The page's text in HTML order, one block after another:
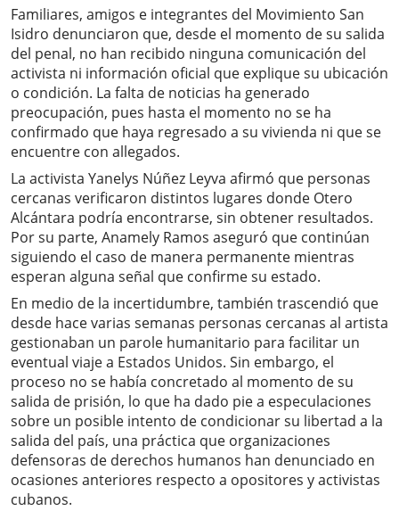
Familiares, amigos e integrantes del Movimiento San
Isidro denunciaron que, desde el momento de su salida
del penal, no han recibido ninguna comunicación del
activista ni información oficial que explique su ubicación
o condición. La falta de noticias ha generado
preocupación, pues hasta el momento no se ha
confirmado que haya regresado a su vivienda ni que se
encuentre con allegados.
La activista Yanelys Núñez Leyva afirmó que personas
cercanas verificaron distintos lugares donde Otero
Alcántara podría encontrarse, sin obtener resultados.
Por su parte, Anamely Ramos aseguró que continúan
siguiendo el caso de manera permanente mientras
esperan alguna señal que confirme su estado.
En medio de la incertidumbre, también trascendió que
desde hace varias semanas personas cercanas al artista
gestionaban un parole humanitario para facilitar un
eventual viaje a Estados Unidos. Sin embargo, el
proceso no se había concretado al momento de su
salida de prisión, lo que ha dado pie a especulaciones
sobre un posible intento de condicionar su libertad a la
salida del país, una práctica que organizaciones
defensoras de derechos humanos han denunciado en
ocasiones anteriores respecto a opositores y activistas
cubanos.